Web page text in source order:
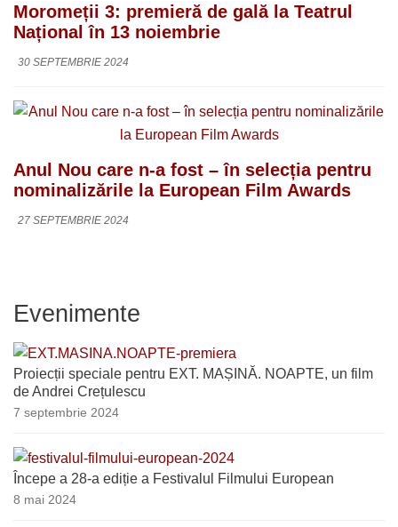
Moromeții 3: premieră de gală la Teatrul
Național în 13 noiembrie
30 SEPTEMBRIE 2024
Anul Nou care n-a fost – în selecția pentru
nominalizările la European Film Awards
27 SEPTEMBRIE 2024
Evenimente
Proiecții speciale pentru EXT. MAȘINĂ. NOAPTE, un film
de Andrei Crețulescu
7 septembrie 2024
Începe a 28-a ediție a Festivalul Filmului European
8 mai 2024